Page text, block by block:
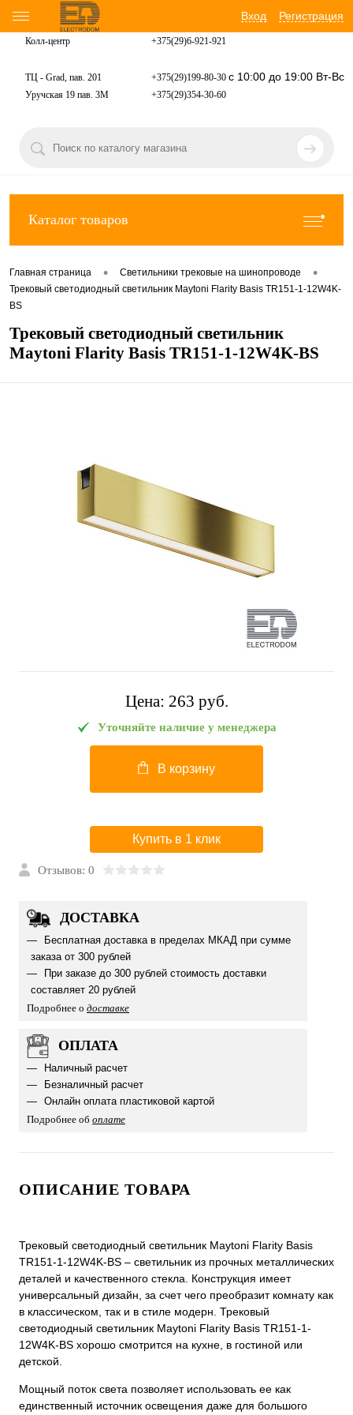
Вход Регистрация
Колл-центр +375(29)6-921-921
ТЦ - Grad, пав. 201 +375(29)199-80-30 с 10:00 до 19:00 Вт-Вс
Уручская 19 пав. 3М +375(29)354-30-60
Каталог товаров
Главная страница • Светильники трековые на шинопроводе •
Трековый светодиодный светильник Maytoni Flarity Basis TR151-1-12W4K-
BS
Трековый светодиодный светильник
Maytoni Flarity Basis TR151-1-12W4K-BS
Цена: 263 pуб.
Уточняйте наличие у менеджера
В корзину
Купить в 1 клик
Отзывов: 0
ДОСТАВКА
Бесплатная доставка в пределах МКАД при сумме
заказа от 300 рублей
При заказе до 300 рублей стоимость доставки
составляет 20 рублей
Подробнее о доставке
ОПЛАТА
Наличный расчет
Безналичный расчет
Онлайн оплата пластиковой картой
Подробнее об оплате
ОПИСАНИЕ ТОВАРА
Трековый светодиодный светильник Maytoni Flarity Basis
TR151-1-12W4K-BS – светильник из прочных металлических
деталей и качественного стекла. Конструкция имеет
универсальный дизайн, за счет чего преобразит комнату как
в классическом, так и в стиле модерн. Трековый
светодиодный светильник Maytoni Flarity Basis TR151-1-
12W4K-BS хорошо смотрится на кухне, в гостиной или
детской.
Мощный поток света позволяет использовать ее как
единственный источник освещения даже для большого